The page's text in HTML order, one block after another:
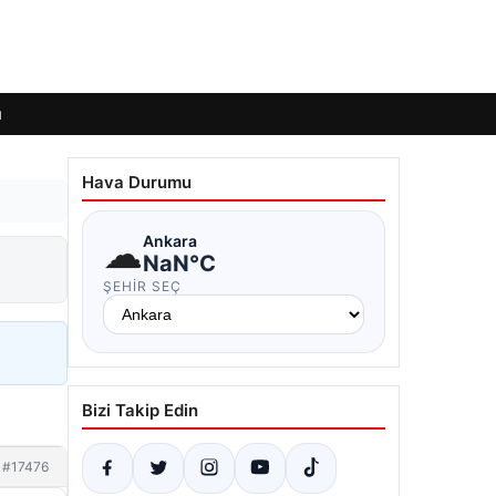
#17476
Hava Durumu
☁Ankara
NaN°C
ŞEHIR SEÇ
Bizi Takip Edin